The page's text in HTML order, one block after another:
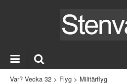
Var? Vecka 32 > Flyg > Militärflyg